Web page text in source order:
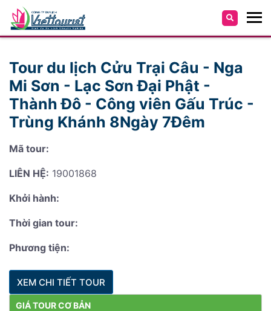
Tour du lịch Cửu Trại Câu - Nga
Mi Sơn - Lạc Sơn Đại Phật -
Thành Đô - Công viên Gấu Trúc -
Trùng Khánh 8Ngày 7Đêm
Mã tour:
LIÊN HỆ: 19001868
Khởi hành:
Thời gian tour:
Phương tiện:
XEM CHI TIẾT TOUR
GIÁ TOUR CƠ BẢN